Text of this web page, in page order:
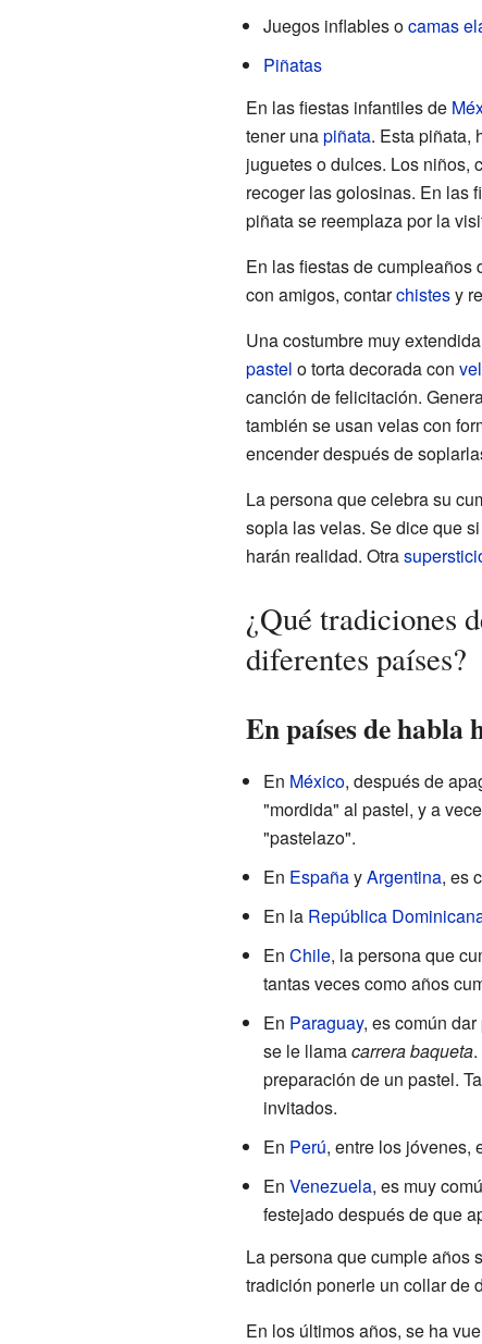
Juegos inflables ocamas
Piñatas
En las fiestas infantiles de
tener unapiñata. Esta piñata,
juguetes o dulces. Los niños,
recoger las golosinas. En las
piñata se reemplaza por la
En las fiestas de cumpleaños
con amigos, contarchistesy
Una costumbre muy
pastel o torta decorada con
canción de felicitación.
también se usan velas con
encender después de
La persona que celebra su
sopla las velas. Se dice que
harán realidad. Otra
¿Qué tradiciones
diferentes países?
En países de habla
En México, después de
"mordida" al pastel, y a
"pastelazo".
En EspañayArgentina, es
En la República
En Chile, la persona que
tantas veces como años
En Paraguay, es común
se le llamacarrera baqueta.
preparación de un pastel.
invitados.
En Perú, entre los jóvenes,
En Venezuela, es muy
festejado después de que
La persona que cumple años
tradición ponerle un collar de
En los últimos años, se ha